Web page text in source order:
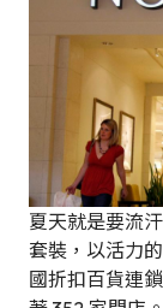
夏天就是要流
套裝，以活力
國折扣百貨連